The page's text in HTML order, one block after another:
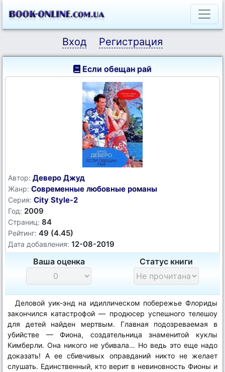
Вход Регистрация
Если обещан рай
Автор: Деверо Джуд
Жанр: Современные любовные романы
Серия: City Style-2
Год: 2009
Страниц: 84
Рейтинг: 49 (4.45)
Дата добавления: 12-08-2019
Ваша оценка Статус книги
Деловой уик-энд на идиллическом побережье Флориды
закончился катастрофой — продюсер успешного телешоу
для детей найден мертвым. Главная подозреваемая в
убийстве — Фиона, создательница знаменитой куклы
Кимберли. Она никого не убивала… Но ведь это еще надо
доказать! А ее сбивчивых оправданий никто не желает
слушать. Единственный, кто верит в невиновность Фионы и